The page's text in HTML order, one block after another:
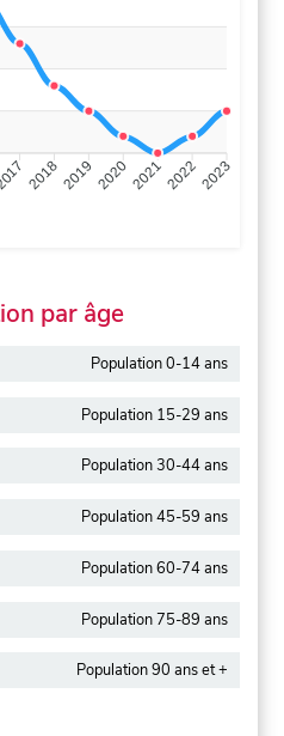
20182019 2020202120222023
par âge
Population 0-14 ans
Population 15-29 ans
Population 30-44 ans
Population 45-59 ans
Population 60-74 ans
Population 75-89 ans
Population 90 ans et +